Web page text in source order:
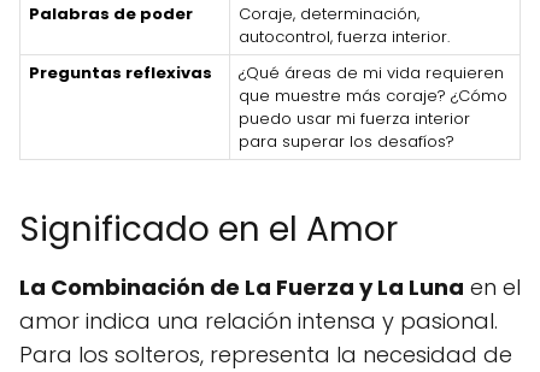
Palabras de poder
Coraje, determinación,
autocontrol, fuerza interior.
Preguntas reflexivas
¿Qué áreas de mi vida requieren
que muestre más coraje? ¿Cómo
puedo usar mi fuerza interior
para superar los desafíos?
Significado en el Amor
La Combinación de La Fuerza y La Luna en el
amor indica una relación intensa y pasional.
Para los solteros, representa la necesidad de